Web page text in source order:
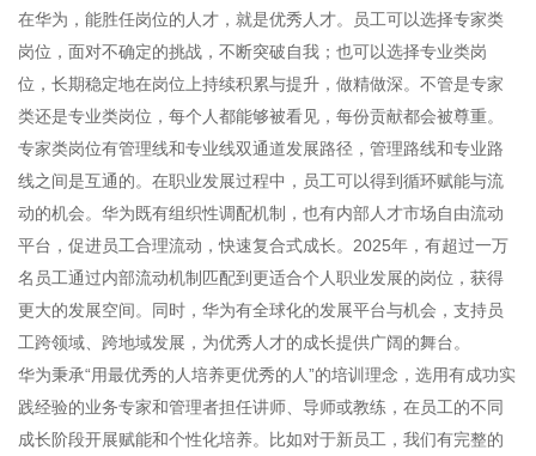
在华为，能胜任岗位的人才，就是优秀人才。员工可以选择专家类
岗位，面对不确定的挑战，不断突破自我；也可以选择专业类岗
位，长期稳定地在岗位上持续积累与提升，做精做深。不管是专家
类还是专业类岗位，每个人都能够被看见，每份贡献都会被尊重。
专家类岗位有管理线和专业线双通道发展路径，管理路线和专业路
线之间是互通的。在职业发展过程中，员工可以得到循环赋能与流
动的机会。华为既有组织性调配机制，也有内部人才市场自由流动
平台，促进员工合理流动，快速复合式成长。2025年，有超过一万
名员工通过内部流动机制匹配到更适合个人职业发展的岗位，获得
更大的发展空间。同时，华为有全球化的发展平台与机会，支持员
工跨领域、跨地域发展，为优秀人才的成长提供广阔的舞台。
华为秉承“用最优秀的人培养更优秀的人”的培训理念，选用有成功实
践经验的业务专家和管理者担任讲师、导师或教练，在员工的不同
成长阶段开展赋能和个性化培养。比如对于新员工，我们有完整的